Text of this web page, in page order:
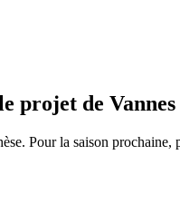
projet de
Pour la saison